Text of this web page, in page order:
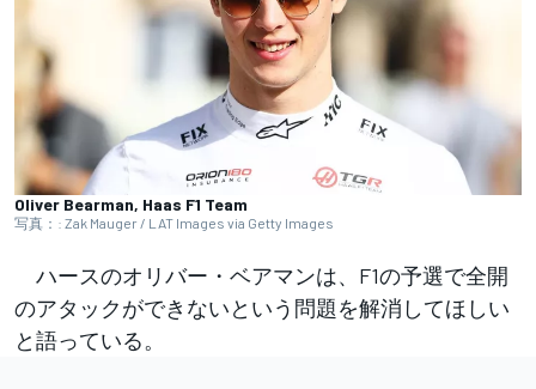
Oliver Bearman, Haas F1 Team
写真：: Zak Mauger / LAT Images via Getty Images
ハースのオリバー・ベアマンは、F1の予選で全開
のアタックができないという問題を解消してほしい
と語っている。